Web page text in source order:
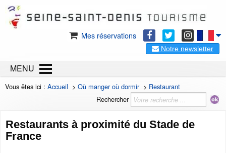
Mes réservations
Notre newsletter
MENU
Vous êtes ici : Accueil > Où manger où dormir> Restaurant
Rechercher
Restaurants à proximité du Stade de
France